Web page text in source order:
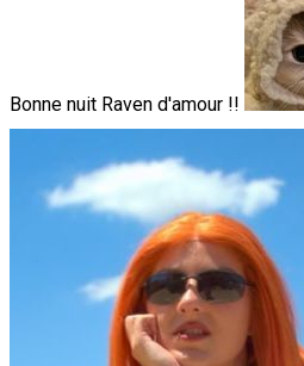
Bonne nuit Raven d'amour !!